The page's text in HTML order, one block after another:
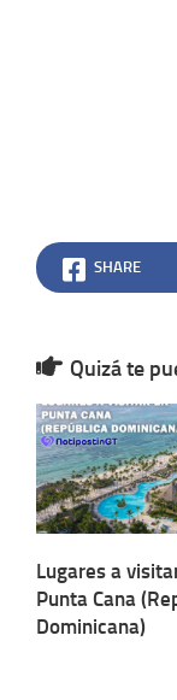
SHARE
Quizá te
Lugares a
Punta Cana
Dominicana)